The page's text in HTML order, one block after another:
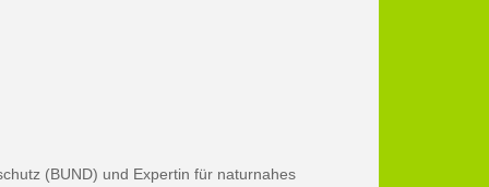
(BUND) und Expertin für naturnahes